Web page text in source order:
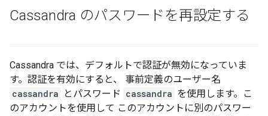
Cassandra のパスワードを再設定する
Cassandra では、デフォルトで認証が無効になっていま
す。認証を有効にすると、 事前定義のユーザー名
cassandra
とパスワード cassandra を使用します。こ
のアカウントを使用して このアカウントに別のパスワー